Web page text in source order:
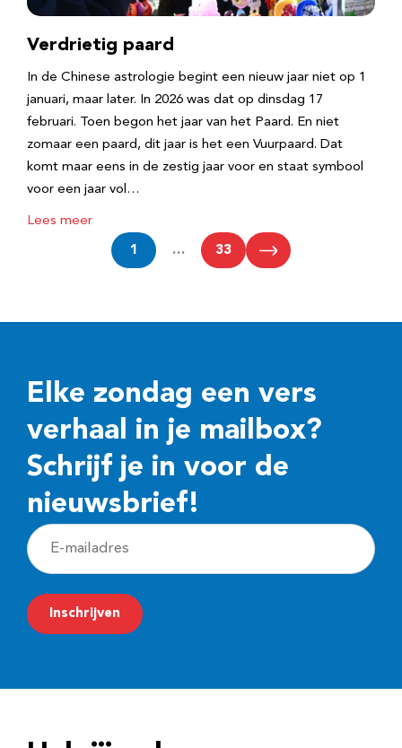
Verdrietig paard
In de Chinese astrologie begint een nieuw jaar niet op 1
januari, maar later. In 2026 was dat op dinsdag 17
februari. Toen begon het jaar van het Paard. En niet
zomaar een paard, dit jaar is het een Vuurpaard. Dat
komt maar eens in de zestig jaar voor en staat symbool
voor een jaar vol…
Lees meer
1 … 33
Elke zondag een vers
verhaal in je mailbox?
Schrijf je in voor de
nieuwsbrief!
E
-
m
a
Inschrijven